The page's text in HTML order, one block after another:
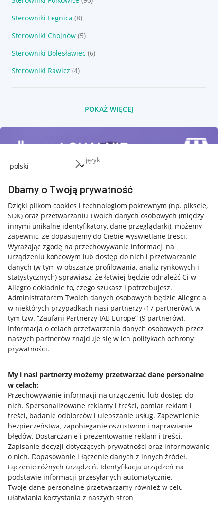
język
Dbamy o Twoją prywatność
Dzięki plikom cookies i technologiom pokrewnym (np. piksele,
SDK) oraz przetwarzaniu Twoich danych osobowych (między
innymi unikalne identyfikatory, dane przeglądarki), możemy
zapewnić, że dopasujemy do Ciebie wyświetlane treści.
Wyrażając zgodę na przechowywanie informacji na
urządzeniu końcowym lub dostęp do nich i przetwarzanie
danych (w tym w obszarze profilowania, analiz rynkowych i
statystycznych) sprawiasz, że łatwiej będzie odnaleźć Ci w
Allegro dokładnie to, czego szukasz i potrzebujesz.
Administratorem Twoich danych osobowych będzie Allegro a
w niektórych przypadkach nasi partnerzy (17 partnerów), w
tym tzw. “Zaufani Partnerzy IAB Europe” (9 partnerów).
Informacja o celach przetwarzania danych osobowych przez
naszych partnerów znajduje się w ich politykach ochrony
prywatności.
My i nasi partnerzy możemy przetwarzać dane personalne
w celach:
Przechowywanie informacji na urządzeniu lub dostęp do
nich. Spersonalizowane reklamy i treści, pomiar reklam i
treści, badanie odbiorców i ulepszanie usług. Zapewnienie
bezpieczeństwa, zapobieganie oszustwom i naprawianie
błędów. Dostarczanie i prezentowanie reklam i treści.
Zapisanie decyzji dotyczących prywatności oraz informowanie
o nich. Dopasowanie i łączenie danych z innych źródeł.
Łączenie różnych urządzeń. Identyfikacja urządzeń na
podstawie informacji przesyłanych automatycznie.
Twoje dane personalne przetwarzamy również w celu
ułatwiania korzystania z naszych stron
Sterowniki Legnica (8)
Sterowniki Chojnów (5)
Sterowniki Bolesławiec (6)
Sterowniki Rawicz (4)
POKAŻ WIĘCEJ
Przydatne informacje
Jak to działa
Allegro Gadane dla sprzedających
Allegro Gadane dla kupujących
Mapa miejscowości
Informacje prawne
Regulamin
Polityka plików "cookies"
Ustawienia plików "cookies"